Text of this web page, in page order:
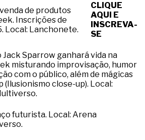
de produtos
Inscrições de
Local: Lanchonete.
CLIQUE
AQUI E
INSCREVA-
SE
Jack Sparrow ganhará vida na
misturando improvisação, humor
com o público, além de mágicas
(Ilusionismo close-up). Local:
futurista. Local: Arena